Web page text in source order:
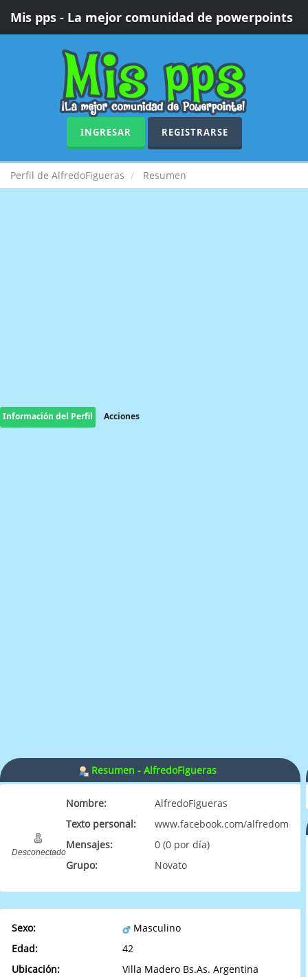
Mis pps - La mejor comunidad de powerpoints
INGRESAR REGISTRARSE
Perfil de AlfredoFigueras Resumen
Información del Perfil Acciones
Resumen - AlfredoFigueras
Desconectado
Nombre:
AlfredoFigueras
Texto personal:
www.facebook.com/
Mensajes:
0 (0 por día)
Grupo:
Novato
Sexo:
Masculino
Edad:
42
Ubicación:
Villa Madero Bs.As. Argentina